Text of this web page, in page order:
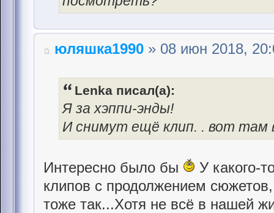
юляшка1990 » 08 июн 2018,
Lenka писал(а):
Я за хэппи-энды!
И снимут ещё клип. . вот там
Интересно было бы
У какого-
клипов с продолжением
тоже так...Хотя не всё в нашей